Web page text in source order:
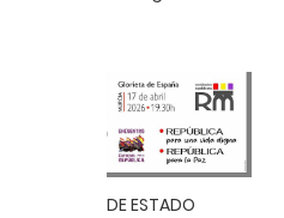
DE ESTADO